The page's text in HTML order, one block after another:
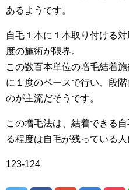
あるようです。
自毛１本に１本取り付ける
度の施術が限界。
この数百本単位の増毛結着
に１度のペースで行い、段
のが主流だそうです。
この増毛法は、結着できる
る程度は自毛が残っている
123-124